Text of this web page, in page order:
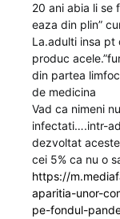
20 ani abia li se
eaza din plin”
La.adulti insa pt
produc
din partea
de medicina
Vad ca nimeni
infectati….intr-
dezvoltat
cei 5% ca nu o
https://
aparitia-unor-
pe-fondul-